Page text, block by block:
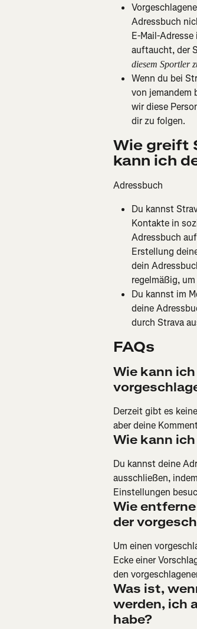
Adressbuch
E-Mail-
auftaucht, der
diesem Sportler
Wenn du bei
von jemandem
wir diese
dir zu folgen.
Wie greift
kann ich
Adressbuch
Du kannst
Kontakte in
Adressbuch
Erstellung
dein
regelmäßig,
Du kannst im
deine
durch Strava
FAQs
Wie kann
Derzeit gibt es
aber deine
Wie kann
Du kannst deine
ausschließen,
Einstellungen
Wie
der
Um einen
Ecke einer
den
Was ist,
werden, ich
habe?